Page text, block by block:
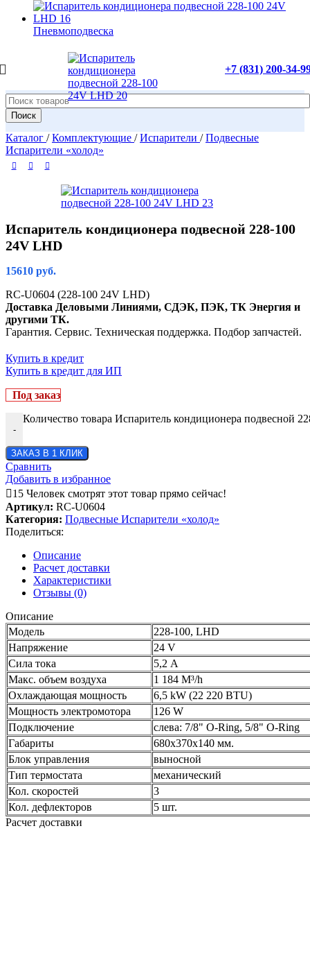
Пневмоподвеска
+7 (831) 200-34-
Поиск
Каталог / Комплектующие / Испарители / Подвесные
Испарители «холод»
Испаритель кондиционера подвесной 228-100
24V LHD
15610 руб.
RC-U0604 (228-100 24V LHD)
Доставка Деловыми Линиями, СДЭК, ПЭК, ТК Энергия и
другими ТК.
Гарантия. Сервис. Техническая поддержка. Подбор запчастей.
Купить в кредит
Купить в кредит для ИП
Под заказ
-
Количество товара Испаритель кондиционера подвесной
ЗАКАЗ В 1 КЛИК
Сравнить
Добавить в избранное
15 Человек смотрят этот товар прямо сейчас!
Артикул: RC-U0604
Категория: Подвесные Испарители «холод»
Поделиться:
Описание
Расчет доставки
Характеристики
Отзывы (0)
Описание
Модель
228-100, LHD
Напряжение
24 V
Сила тока
5,2 А
Макс. объем воздуха
1 184 M³/h
Охлаждающая мощность
6,5 kW (22 220 BTU)
Мощность электромотора
126 W
Подключение
слева: 7/8" O-Ring, 5/8" O-Ring
Габариты
680x370x140 мм.
Блок управления
выносной
Тип термостата
механический
Кол. скоростей
3
Кол. дефлекторов
5 шт.
Расчет доставки